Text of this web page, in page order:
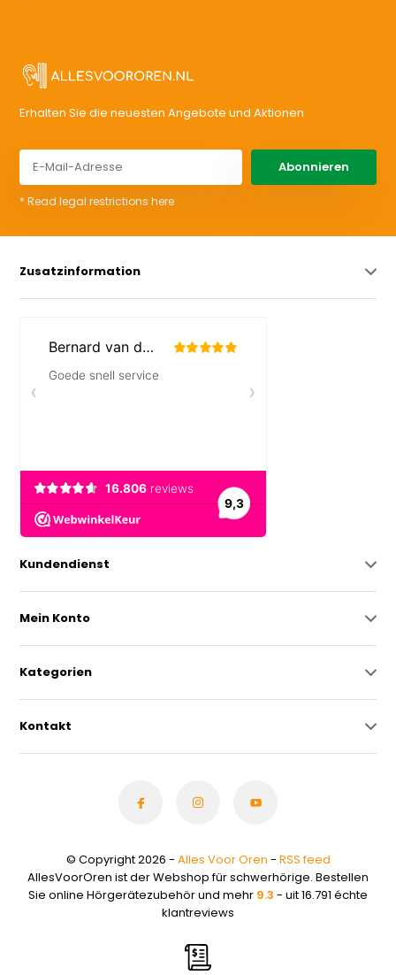
Erhalten Sie die neuesten Angebote und Aktionen
Abonnieren
* Read legal restrictions here
Zusatzinformation
Kundendienst
Mein Konto
Kategorien
Kontakt
© Copyright 2026 - Alles Voor Oren - RSS feed
AllesVoorOren ist der Webshop für schwerhörige. Bestellen
Sie online Hörgerätezubehör und mehr 9.3 - uit 16.791 échte
klantreviews